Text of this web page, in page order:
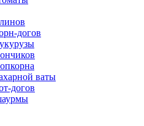
догов
ваты
догов